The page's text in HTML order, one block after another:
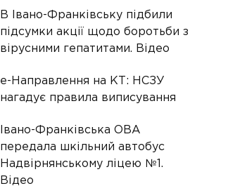
В Івано-Франківську підбили
підсумки акції щодо боротьби з
вірусними гепатитами. Відео
е-Направлення на КТ: НСЗУ
нагадує правила виписування
Івано-Франківська ОВА
передала шкільний автобус
Надвірнянському ліцею №1.
Відео